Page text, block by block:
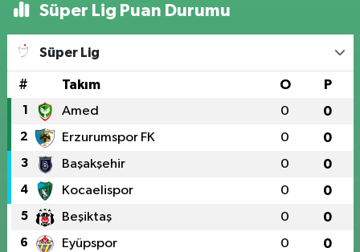
Süper Lig Puan Durumu
Süper Lig
# Takım O P
1 Amed 0 0
2 Erzurumspor FK 0 0
3 Başakşehir 0 0
4 Kocaelispor 0 0
5 Beşiktaş 0 0
6 Eyüpspor 0 0